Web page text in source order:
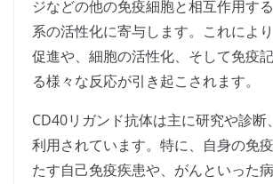
ジなどの他の免疫細胞と相互作用す
系の活性化に寄与します。これによ
促進や、細胞の活性化、そして免疫
る様々な反応が引き起こされます。
CD40リガンド抗体は主に研究や診断
利用されています。特に、自身の免
たす自己免疫疾患や、がんといった病